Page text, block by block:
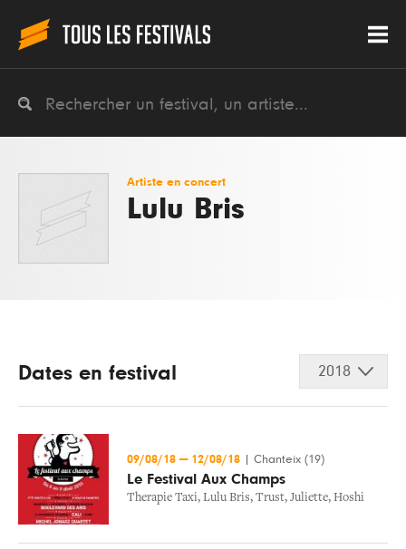
Artiste en concert
Lulu Bris
Dates en festival 2018
09/08/18 — 12/08/18 Chanteix (19)
Le Festival Aux Champs
Therapie Taxi, Lulu Bris, Trust, Juliette, Hoshi